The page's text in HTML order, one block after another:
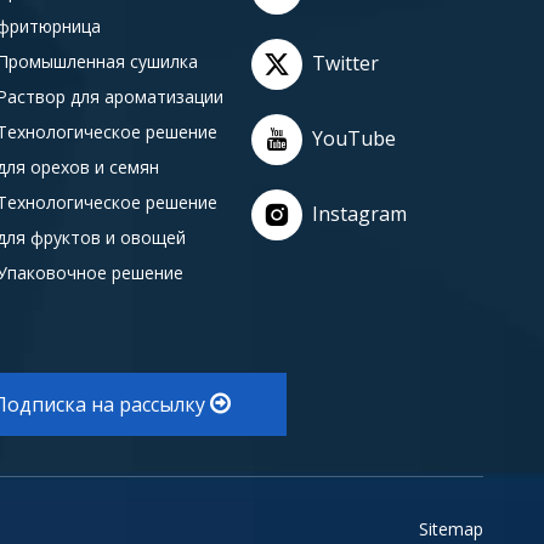
сушилка
для ароматизации
решение
орехов и семян
решение
фруктов и овощей
решение
Twitter
YouTube
Instagram
на рассылку
Sitemap